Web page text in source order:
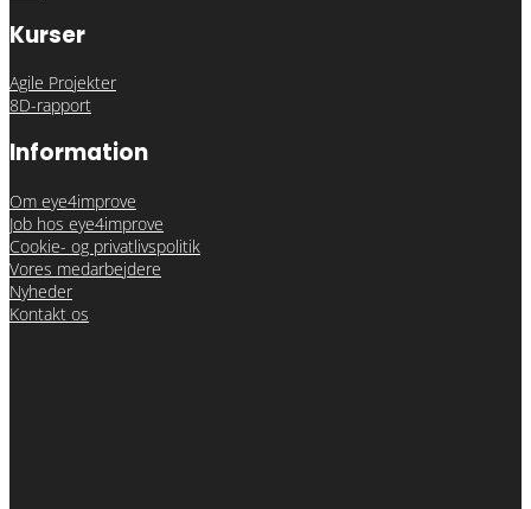
Kurser
Agile Projekter
8D-rapport
Information
Om eye4improve
Job hos eye4improve
Cookie- og privatlivspolitik
Vores medarbejdere
Nyheder
Kontakt os